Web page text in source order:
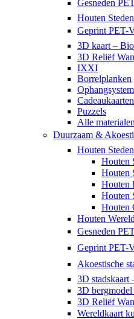
Gesneden
Houten
Geprint
3D kaart –
3D Reliëf
IXXI
Borrelplanken
Cadeaukaarten
Puzzels
Alle materialen
Duurzaam &
Houten
Houten
Houten
Houten
Houten
Houten
Houten
Gesneden
Geprint
Akoestische
3D
3D
3D Reliëf
Wereldkaart